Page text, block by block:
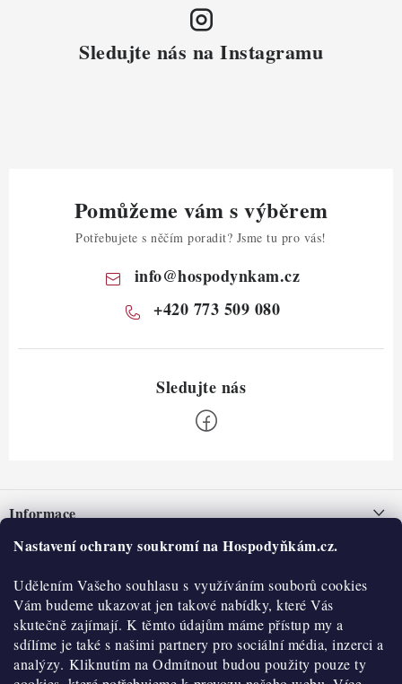
Nastavení ochrany soukromí na Hospodyňkám.cz.
Udělením Vašeho souhlasu s využíváním souborů cookies
Vám budeme ukazovat jen takové nabídky, které Vás
skutečně zajímají. K těmto údajům máme přístup my a
sdílíme je také s našimi partnery pro sociální média, inzerci a
analýzy. Kliknutím na Odmítnout budou použity pouze ty
Sledujte nás na Instagramu
Pomůžeme vám s výběrem
Potřebujete s něčím poradit? Jsme tu pro vás!
info@hospodynkam.cz
+420 773 509 080
pInformace
Nepřevzetí zásilky na dobírku
Obchodní podmínky
Hodnocení obchodu
Blog
O nás
Historie
Kontakty
O nákupu
Reklamace a vratky